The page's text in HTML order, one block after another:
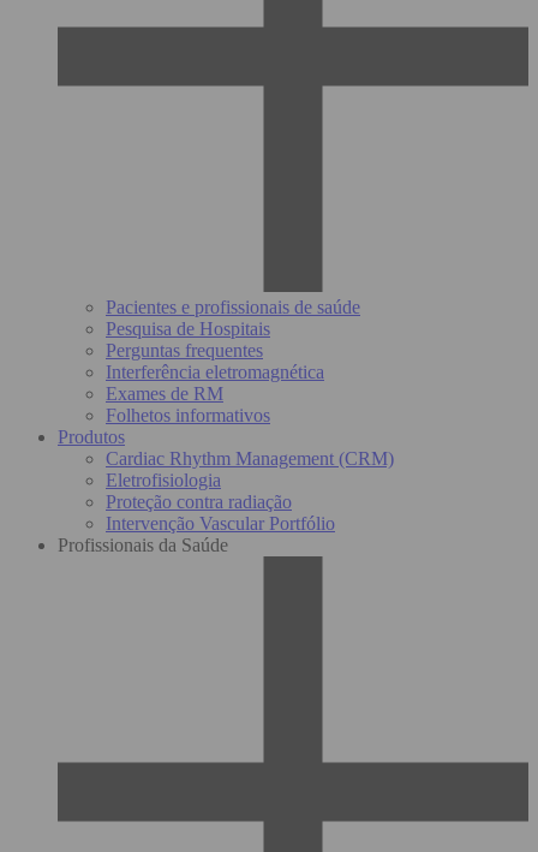
Pacientes e profissionais de saúde
Pesquisa de Hospitais
Perguntas frequentes
Interferência eletromagnética
Exames de RM
Folhetos informativos
Produtos
Cardiac Rhythm Management (CRM)
Eletrofisiologia
Proteção contra radiação
Intervenção Vascular Portfólio
Profissionais da Saúde